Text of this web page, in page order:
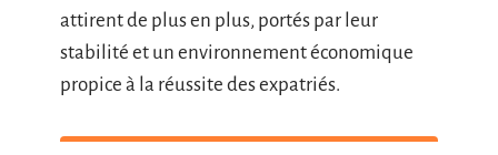
attirent de plus en plus, portés par leur
stabilité et un environnement économique
propice à la réussite des expatriés.